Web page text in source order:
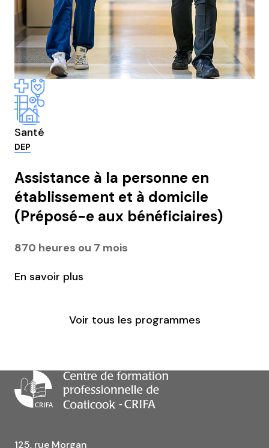
Santé
DEP
Assistance à la personne en
établissement et à domicile
(Préposé-e aux bénéficiaires)
870 heures ou 7 mois
En savoir plus
Voir tous les programmes
125, rue Morgan